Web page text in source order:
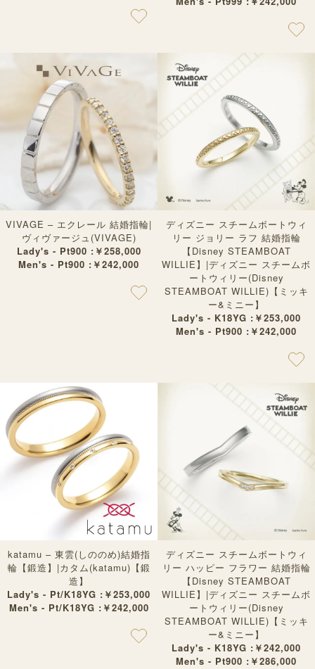
VIVAGE – エクレール 結婚指輪|
ヴィヴァージュ(VIVAGE)
Lady's - Pt900 :￥258,000
Men's - Pt900 :￥242,000
ディズニー スチームボートウィ
リー ジョリー ラフ 結婚指輪
【Disney STEAMBOAT
WILLIE】|ディズニー スチームボ
ートウィリー(Disney
STEAMBOAT WILLIE)【ミッキ
ー&ミニー】
Lady's - K18YG :￥253,000
Men's - Pt900 :￥242,000
katamu – 東雲(しののめ)結婚指
輪【鍛造】|カタム(katamu)【鍛
造】
Lady's - Pt/K18YG :￥253,000
Men's - Pt/K18YG :￥242,000
ディズニー スチームボートウィ
リー ハッピー フラワー 結婚指輪
【Disney STEAMBOAT
WILLIE】|ディズニー スチームボ
ートウィリー(Disney
STEAMBOAT WILLIE)【ミッキ
ー&ミニー】
Lady's - K18YG :￥242,000
Men's - Pt900 :￥286,000